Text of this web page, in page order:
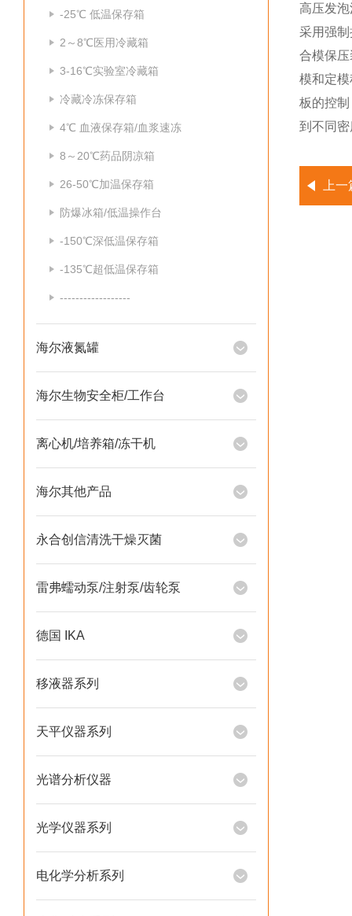
-25℃ 低温保存箱
2～8℃医用冷藏箱
3-16℃实验室冷藏箱
冷藏冷冻保存箱
4℃ 血液保存箱/血浆速冻
8～20℃药品阴凉箱
26-50℃加温保存箱
防爆冰箱/低温操作台
-150℃深低温保存箱
-135℃超低温保存箱
------------------
海尔液氮罐
海尔生物安全柜/工作台
离心机/培养箱/冻干机
海尔其他产品
永合创信清洗干燥灭菌
雷弗蠕动泵/注射泵/齿轮泵
德国 IKA
移液器系列
天平仪器系列
光谱分析仪器
光学仪器系列
电化学分析系列
高压发
采用强
合模保
模和定
板的控
到不同
上